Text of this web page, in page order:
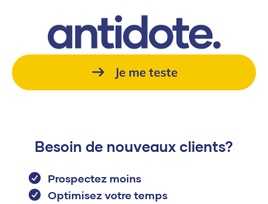
Je me teste
Besoin de nouveaux clients?
Prospectez moins
Optimisez votre temps